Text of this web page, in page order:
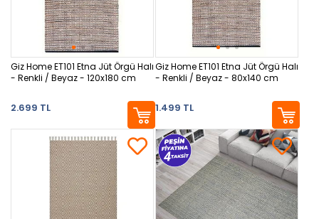
Giz Home ET101 Etna Jüt Örgü Halı
- Renkli / Beyaz - 120x180 cm
2.699 TL
Giz Home ET101 Etna Jüt Örgü Halı
- Renkli / Beyaz - 80x140 cm
1.499 TL